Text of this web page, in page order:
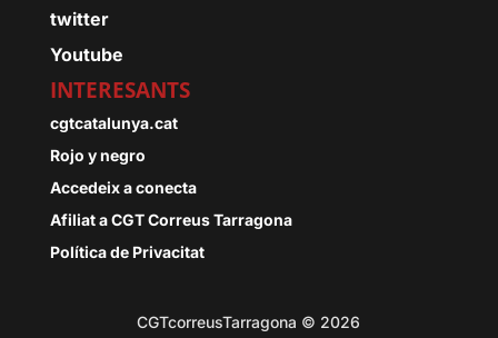
twitter
Youtube
INTERESANTS
cgtcatalunya.cat
Rojo y negro
Accedeix a conecta
Afiliat a CGT Correus Tarragona
Política de Privacitat
CGTcorreusTarragona © 2026